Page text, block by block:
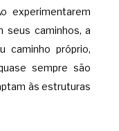
experimentarem
seus caminhos, a
caminho próprio,
sempre são
às estruturas